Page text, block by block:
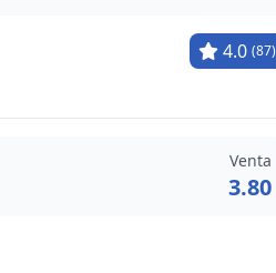
4.0 (87)
Venta
3.80